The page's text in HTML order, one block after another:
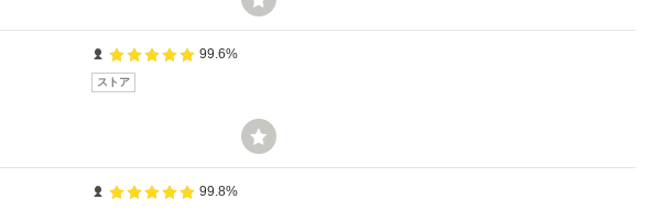
99.6%
ストア
99.8%